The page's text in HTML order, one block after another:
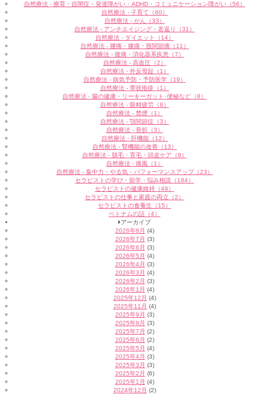
自然療法 - 療育・自閉症・発達障がい・ADHD・コミュニケーション障がい（56）
自然療法 - 子育て（60）
自然療法 - がん（33）
自然療法 - アンチエイジング・若返り（31）
自然療法 - ダイエット（14）
自然療法 - 腰痛・膝痛・股関節痛（11）
自然療法 - 腹痛・消化器系疾患（7）
自然療法 - 高血圧（2）
自然療法 - 外反母趾（1）
自然療法 - 病気予防・予防医学（19）
自然療法 - 帯状疱疹（1）
自然療法 - 腸の健康・リーキーガット･便秘など（8）
自然療法 - 眼精疲労（8）
自然療法 - 禁煙（1）
自然療法 - 顎関節症（3）
自然療法 - 骨折（3）
自然療法 - 肝機能（12）
自然療法 - 腎機能の改善（13）
自然療法 - 脱毛・育毛・頭皮ケア（9）
自然療法 - 痛風（1）
自然療法 - 集中力・やる気・パフォーマンスアップ（23）
セラピストの学び・留学・悩み相談（184）
セラピストの健康維持（49）
セラピストの仕事と家庭の両立（2）
セラピストの食養生（15）
ベトナムの話（4）
アーカイブ
2026年8月 (4)
2026年7月 (3)
2026年6月 (3)
2026年5月 (4)
2026年4月 (3)
2026年3月 (4)
2026年2月 (3)
2026年1月 (4)
2025年12月 (4)
2025年11月 (4)
2025年9月 (3)
2025年8月 (3)
2025年7月 (2)
2025年6月 (2)
2025年5月 (4)
2025年4月 (3)
2025年3月 (3)
2025年2月 (6)
2025年1月 (4)
2024年12月 (2)